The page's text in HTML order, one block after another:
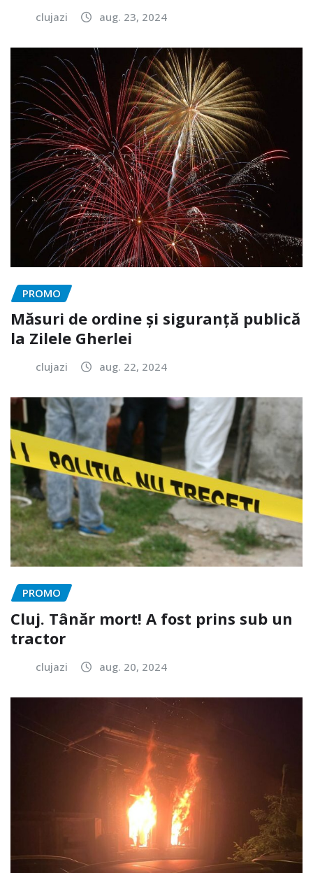
clujazi aug. 23, 2024
PROMO
Măsuri de ordine și siguranță publică
la Zilele Gherlei
clujazi aug. 22, 2024
PROMO
Cluj. Tânăr mort! A fost prins sub un
tractor
clujazi aug. 20, 2024